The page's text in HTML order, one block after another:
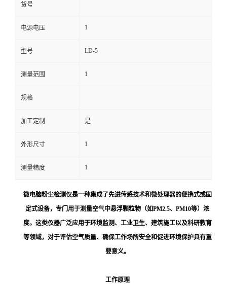
在
线
货号
电源电压 1
型号 LD-5
测量范围 1
规格
加工定制 是
外形尺寸 1
测量精度 1
微电脑粉尘检测仪是一种集成了先进传感技术和微处理器的便携式或固
定式设备，专门用于测量空气中悬浮颗粒物（如PM2.5、PM10等）浓
度。这类仪器广泛应用于环境监测、工业卫生、建筑施工以及科研教育
等领域，对于评估空气质量、确保工作场所安全和促进环境保护具有重
要意义。
工作原理